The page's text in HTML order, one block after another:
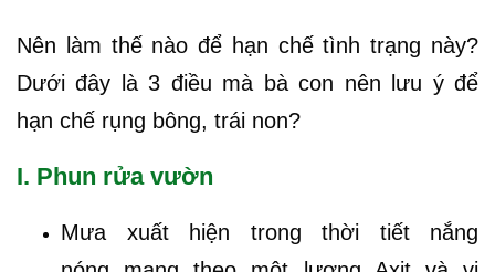
Nên làm thế nào để hạn chế tình trạng này?
Dưới đây là 3 điều mà bà con nên lưu ý để
hạn chế rụng bông, trái non?
I. Phun rửa vườn
Mưa xuất hiện trong thời tiết nắng